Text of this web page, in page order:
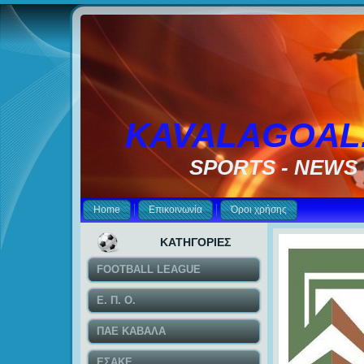
SPORTS - NEWS
Home Επικοινωνία Όροι χρήσης
ΚΑΤΗΓΟΡΙΕΣ
FOOTBALL LEAGUE
Ε. Π. Ο.
ΠΑΕ ΚΑΒΑΛΑ